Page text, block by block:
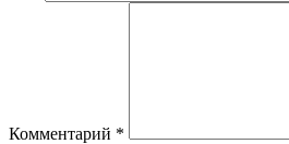
Комментарий *